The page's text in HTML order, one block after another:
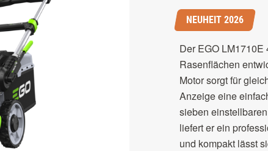
NEUHEIT 2026
Der EGO
Rasenflächen
Motor sorgt für
Anzeige eine
sieben
liefert er ein
und kompakt lässt